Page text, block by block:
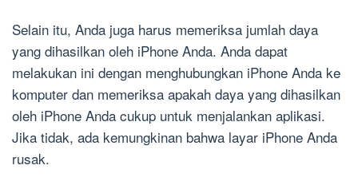
Selain itu, Anda juga harus memeriksa jumlah daya
yang dihasilkan oleh iPhone Anda. Anda dapat
melakukan ini dengan menghubungkan iPhone Anda ke
komputer dan memeriksa apakah daya yang dihasilkan
oleh iPhone Anda cukup untuk menjalankan aplikasi.
Jika tidak, ada kemungkinan bahwa layar iPhone Anda
rusak.